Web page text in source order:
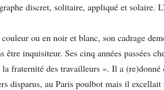
discret, solitaire, appliqué et solaire.
ou en noir et blanc, son cadrage
être inquisiteur. Ses cinq années passées
fraternité des travailleurs ». Il a (re)donné
disparus, au Paris poulbot mais il excellait